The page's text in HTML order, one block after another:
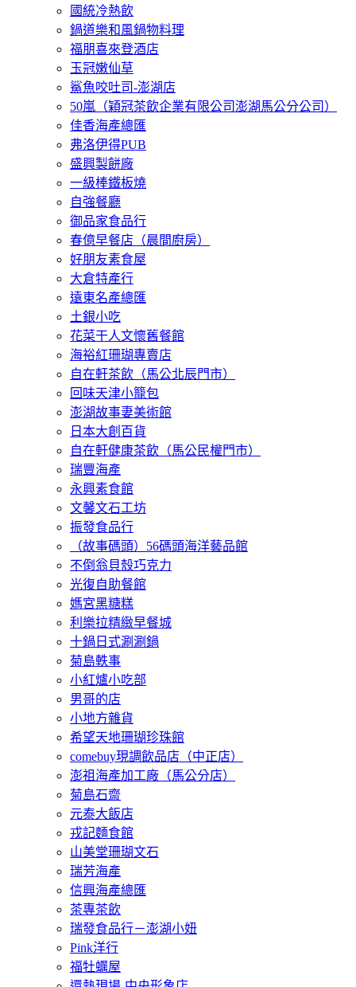
國統冷熱飲
鍋道樂和風鍋物料理
福朋喜來登酒店
玉冠嫩仙草
鯊魚咬吐司-澎湖店
50嵐（穎冠茶飲企業有限公司澎湖馬公分公司）
佳香海產總匯
弗洛伊得PUB
盛興製餅廠
一級棒鐵板燒
自強餐廳
御品家食品行
春億早餐店（晨間廚房）
好朋友素食屋
大倉特產行
遠東名產總匯
土銀小吃
花菜干人文懷舊餐館
海裕紅珊瑚專賣店
自在軒茶飲（馬公北辰門市）
回味天津小籠包
澎湖故事妻美術館
日本大創百貨
自在軒健康茶飲（馬公民權門市）
瑞豐海產
永興素食館
文馨文石工坊
振發食品行
（故事碼頭）56碼頭海洋藝品館
不倒翁貝殼巧克力
光復自助餐館
媽宮黑糖糕
利樂拉精緻早餐城
十鍋日式涮涮鍋
菊島軼事
小紅爐小吃部
男哥的店
小地方雜貨
希望天地珊瑚珍珠館
comebuy現調飲品店（中正店）
澎祖海產加工廠（馬公分店）
菊島石齋
元泰大飯店
戎記麵食館
山美堂珊瑚文石
瑞芳海產
信興海產總匯
茶專茶飲
瑞發食品行－澎湖小妞
Pink洋行
福牡蠣屋